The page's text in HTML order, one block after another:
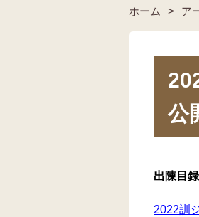
ホーム ア
公
出陳目録
2022訓